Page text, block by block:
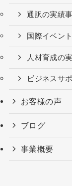
通訳の実績
国際イベン
人材育成の
ビジネスサ
お客様の声
ブログ
事業概要